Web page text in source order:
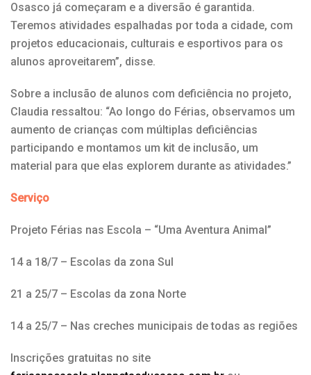
Osasco já começaram e a diversão é garantida.
Teremos atividades espalhadas por toda a cidade, com
projetos educacionais, culturais e esportivos para os
alunos aproveitarem”, disse.
Sobre a inclusão de alunos com deficiência no projeto,
Claudia ressaltou: “Ao longo do Férias, observamos um
aumento de crianças com múltiplas deficiências
participando e montamos um kit de inclusão, um
material para que elas explorem durante as atividades.”
Serviço
Projeto Férias nas Escola – “Uma Aventura Animal”
14 a 18/7 – Escolas da zona Sul
21 a 25/7 – Escolas da zona Norte
14 a 25/7 – Nas creches municipais de todas as regiões
Inscrições gratuitas no site